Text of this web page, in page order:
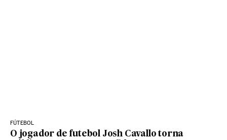
FÚTEBOL
O jogador de futebol Josh Cavallo torna